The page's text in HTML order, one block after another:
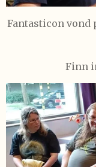
Fantasticon
Finn